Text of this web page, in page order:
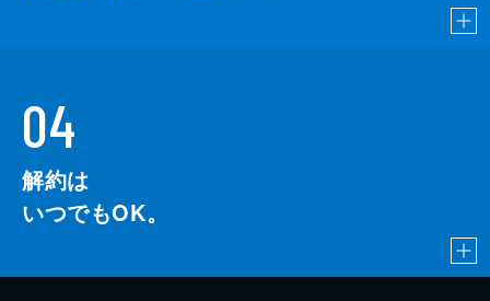
04
解約は
いつでもOK。